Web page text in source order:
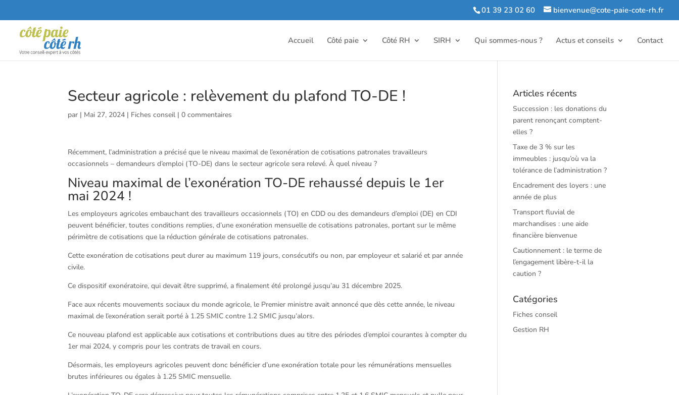
01 39 23 02 60 bienvenue@cote-paie-cote-rh.fr
Accueil Côté paie Côté RH SIRH Qui sommes-nous ? Actus et conseils Contact
Secteur agricole : relèvement du plafond TO-DE !
par | Mai 27, 2024 | Fiches conseil |0 commentaires
Récemment, l’administration a précisé que le niveau maximal de l’exonération de cotisations patronales travailleurs
occasionnels – demandeurs d’emploi (TO-DE) dans le secteur agricole sera relevé. À quel niveau ?
Niveau maximal de l’exonération TO-DE rehaussé depuis le 1er
mai 2024 !
Les employeurs agricoles embauchant des travailleurs occasionnels (TO) en CDD ou des demandeurs d’emploi (DE) en CDI
peuvent bénéficier, toutes conditions remplies, d’une exonération mensuelle de cotisations patronales, portant sur le même
périmètre de cotisations que la réduction générale de cotisations patronales.
Cette exonération de cotisations peut durer au maximum 119 jours, consécutifs ou non, par employeur et salarié et par année
civile.
Ce dispositif exonératoire, qui devait être supprimé, a finalement été prolongé jusqu’au 31 décembre 2025.
Face aux récents mouvements sociaux du monde agricole, le Premier ministre avait annoncé que dès cette année, le niveau
maximal de l’exonération serait porté à 1.25 SMIC contre 1.2 SMIC jusqu’alors.
Ce nouveau plafond est applicable aux cotisations et contributions dues au titre des périodes d’emploi courantes à compter du
1er mai 2024, y compris pour les contrats de travail en cours.
Désormais, les employeurs agricoles peuvent donc bénéficier d’une exonération totale pour les rémunérations mensuelles
brutes inférieures ou égales à 1.25 SMIC mensuelle.
Articles récents
Succession : les donations du
parent renonçant comptent-
elles ?
Taxe de 3 % sur les
immeubles : jusqu’où va la
tolérance de l’administration ?
Encadrement des loyers : une
année de plus
Transport fluvial de
marchandises : une aide
financière bienvenue
Cautionnement : le terme de
l’engagement libère-t-il la
caution ?
Catégories
Fiches conseil
Gestion RH